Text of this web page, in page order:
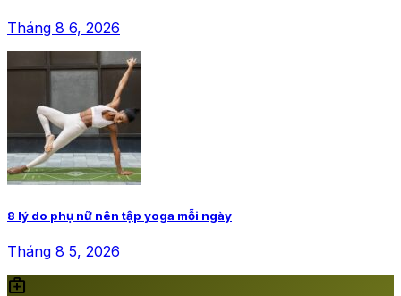
Tháng 8 6, 2026
8 lý do phụ nữ nên tập yoga mỗi ngày
Tháng 8 5, 2026
medical_services